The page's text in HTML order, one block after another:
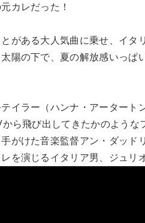
カレだった！
がある大人気曲に乗せ、イタ
陽の下で、夏の解放感いっ
イラー（ハンナ・アータート
ら飛び出してきたかのような
がけた音楽監督アン・ダッド
を演じるイタリア男、ジュリ